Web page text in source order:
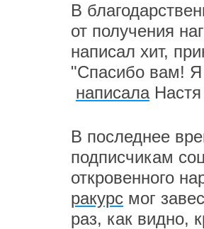
В
от получения
написал хит,
"Спасибо вам! Я
написалаНастя
В последнее
подписчикам
откровенного
ракурс мог
раз, как видно,